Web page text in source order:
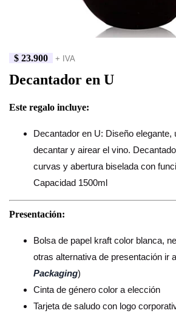
$ 23.900 + IVA
Decantador en U
Este regalo incluye:
Decantador en U: Diseño elegante,
decantar y airear el vino.
curvas y abertura biselada con
Capacidad 1500ml
Presentación:
Bolsa de papel kraft color blanca,
otras alternativa de presentación ir
Packaging)
Cinta de género color a elección
Tarjeta de saludo con logo